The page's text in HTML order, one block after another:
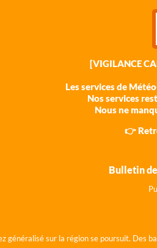
[VIGILANCE
Les services de
Nos services
Nous ne
👉
Bulletin
généralisé sur la région se poursuit.